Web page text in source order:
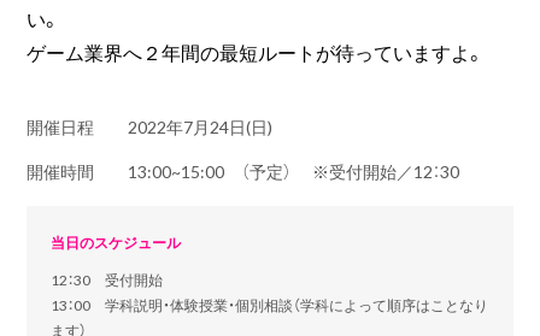
い。
ゲーム業界へ２年間の最短ルートが待っていますよ。
開催日程
2022年7月24日(日)
開催時間
13:00~15:00 （予定） ※受付開始／12：30
当日のスケジュール
12：30 受付開始
13：00 学科説明・体験授業・個別相談（学科によって順序はことなり
ます）